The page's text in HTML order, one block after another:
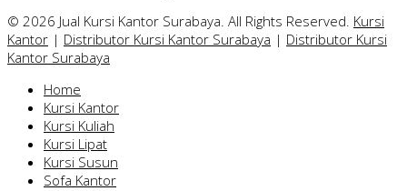
© 2026 Jual Kursi Kantor Surabaya. All Rights Reserved. Kursi
Kantor | Distributor Kursi Kantor Surabaya | Distributor Kursi
Kantor Surabaya
Home
Kursi Kantor
Kursi Kuliah
Kursi Lipat
Kursi Susun
Sofa Kantor